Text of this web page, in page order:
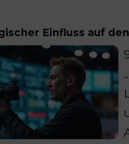
Einfluss auf